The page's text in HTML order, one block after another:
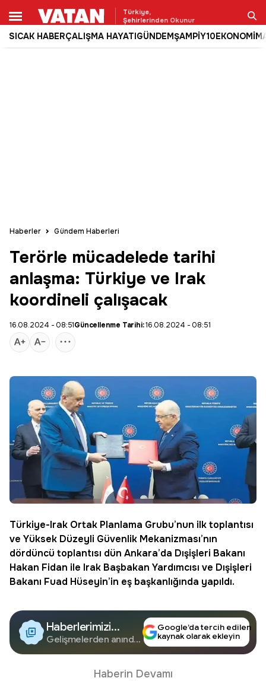
Türkiye,
Şehirlerinden Okunur
SICAK HABERÇALIŞMA HAYATIGÜNDEMŞAMPİY10EKONOMİ
Ara
Haberler Gündem Haberleri
Terörle mücadelede tarihi
anlaşma: Türkiye ve Irak
koordineli çalışacak
16.08.2024 - 08:51Güncellenme Tarihi:16.08.2024 - 08:51
Türkiye-Irak Ortak Planlama Grubu’nun ilk toplantısı
ve Yüksek Düzeyli Güvenlik Mekanizması’nın
dördüncü toplantısı dün Ankara’da Dışişleri Bakanı
Hakan Fidan ile Irak Başbakan Yardımcısı ve Dışişleri
Bakanı Fuad Hüseyin’in eş başkanlığında yapıldı.
Haberlerimizi
Google'da Takip
Edin
Gelişmelerden anında
Google’da tercih edilen
kaynak olarak ekleyin
Haberin Devamı